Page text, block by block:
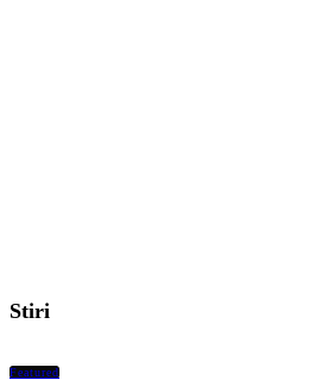
Stiri
Featured